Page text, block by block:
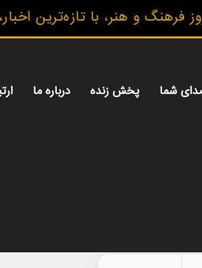
و هنر، با تازه‌ترین اخبار،
شما پخش زنده درباره ما